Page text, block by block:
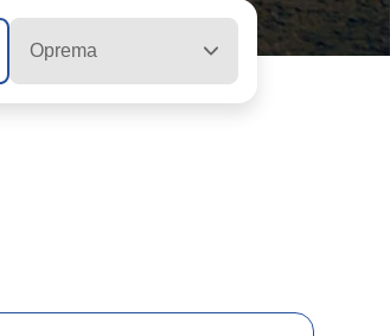
Oprema